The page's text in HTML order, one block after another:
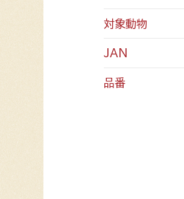
対象動物
JAN
品番